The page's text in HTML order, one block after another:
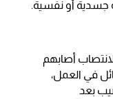
جسدية أو نفسية.
أصابهم
في العمل،
بعد